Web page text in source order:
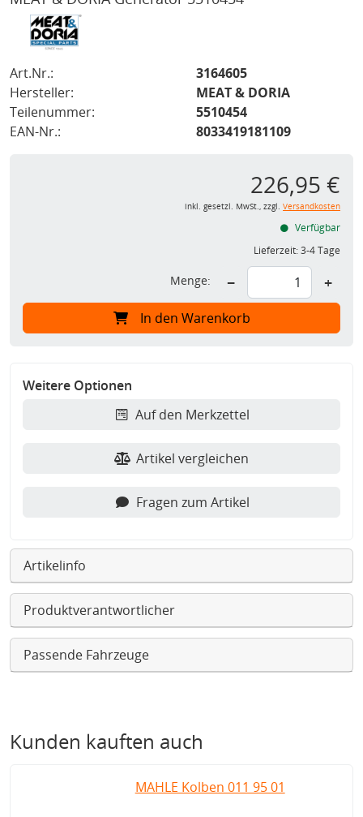
Art.Nr.:
3164605
Hersteller:
MEAT & DORIA
Teilenummer:
5510454
EAN-Nr.:
8033419181109
226,95 €
inkl. gesetzl. MwSt., zzgl. Versandkosten
Verfügbar
Lieferzeit:3-4 Tage
Menge: − +
In den Warenkorb
Weitere Optionen
Auf den Merkzettel
Artikel vergleichen
Fragen zum Artikel
Artikelinfo
Produktverantwortlicher
Passende Fahrzeuge
Kunden kauften auch
MAHLE Kolben 011 95 01